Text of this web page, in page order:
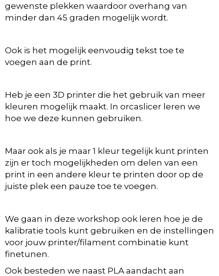
gewenste plekken waardoor overhang van
minder dan 45 graden mogelijk wordt.
Ook is het mogelijk eenvoudig tekst toe te
voegen aan de print.
Heb je een 3D printer die het gebruik van meer
kleuren mogelijk maakt. In orcaslicer leren we
hoe we deze kunnen gebruiken.
Maar ook als je maar 1 kleur tegelijk kunt printen
zijn er toch mogelijkheden om delen van een
print in een andere kleur te printen door op de
juiste plek een pauze toe te voegen.
We gaan in deze workshop ook leren hoe je de
kalibratie tools kunt gebruiken en de instellingen
voor jouw printer/filament combinatie kunt
finetunen.
Ook besteden we naast PLA aandacht aan